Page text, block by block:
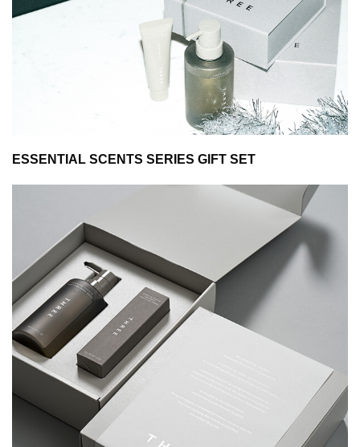
ESSENTIAL SCENTS SERIES GIFT SET